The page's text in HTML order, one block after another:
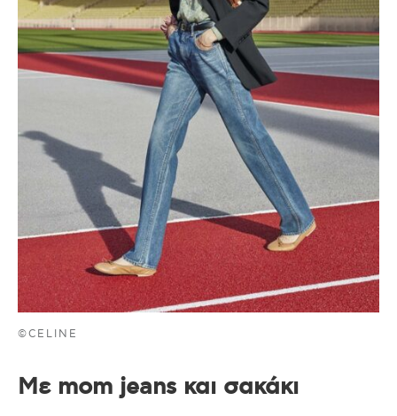
©CELINE
Με mom jeans και σακάκι